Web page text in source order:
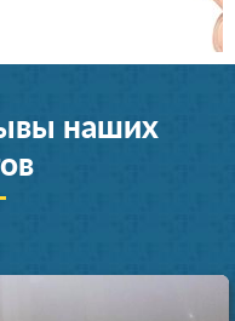
наших